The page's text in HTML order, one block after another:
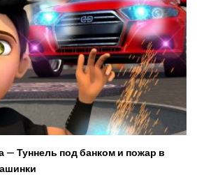
— Туннель под банком и пожар в